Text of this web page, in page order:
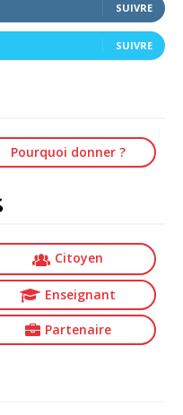
SUIVRE
SUIVRE
Pourquoi donner ?
Citoyen
Enseignant
Partenaire